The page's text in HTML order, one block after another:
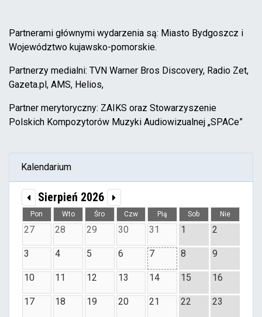
Partnerami głównymi wydarzenia są: Miasto Bydgoszcz i
Województwo kujawsko-pomorskie.
Partnerzy medialni: TVN Warner Bros Discovery, Radio Zet,
Gazeta.pl, AMS, Helios,
Partner merytoryczny: ZAIKS oraz Stowarzyszenie
Polskich Kompozytorów Muzyki Audiowizualnej „SPACe”
Kalendarium
Sierpień 2026
Pon Wto Śro Czw Pią Sob Nie
27 28 29 30 31 1 2
3 4 5 6 7 8 9
10 11 12 13 14 15 16
17 18 19 20 21 22 23